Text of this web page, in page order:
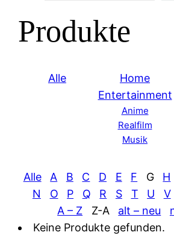
h
e
Produkte
Alle
Home
Entertainment
Anime
Realfilm
Musik
Alle A B C D E F G H
N
O P Q R S T U V
A – Z
Z-A alt – neu
Keine Produkte gefunden.